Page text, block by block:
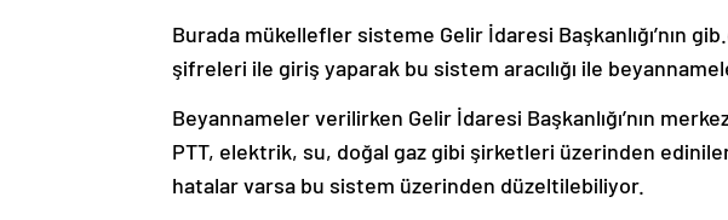
Burada mükellefler sisteme Gelir İdaresi Başkanlığı’nın
şifreleri ile giriş yaparak bu sistem aracılığı ile
Beyannameler verilirken Gelir İdaresi Başkanlığı’nın
PTT, elektrik, su, doğal gaz gibi şirketleri üzerinden
hatalar varsa bu sistem üzerinden düzeltilebiliyor.